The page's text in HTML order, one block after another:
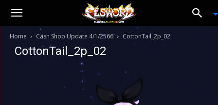
Home Cash Shop Update 4/1/2566 CottonTail_2p_02
CottonTail_2p_02